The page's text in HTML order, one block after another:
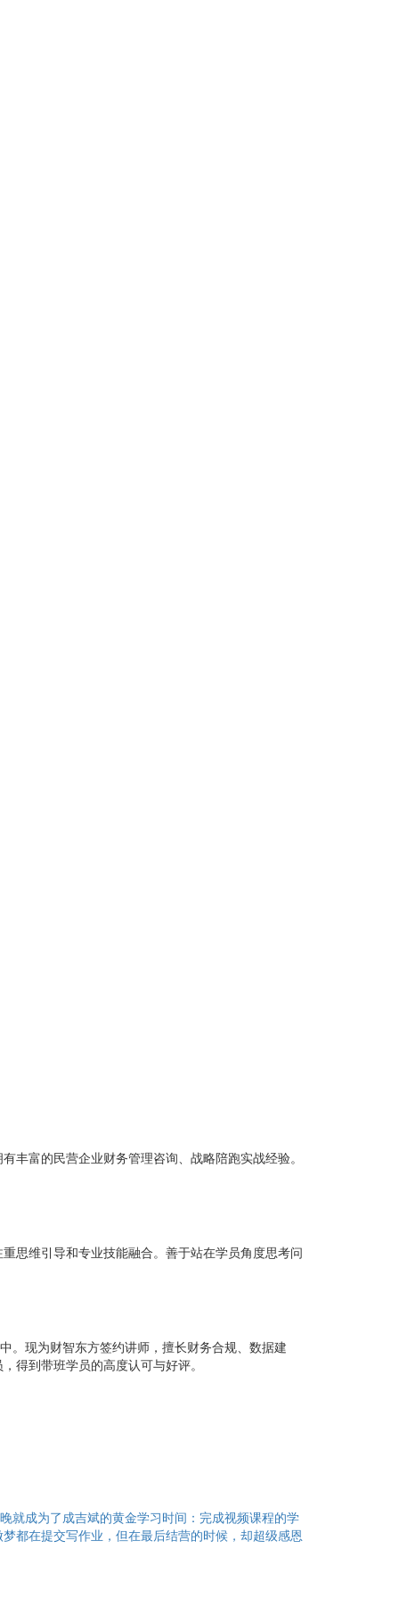
丰富的民营企业财务管理咨询、战略陪跑实战经验。
思维引导和专业技能融合。善于站在学员角度思考问
。现为财智东方签约讲师，擅长财务合规、数据建
得到带班学员的高度认可与好评。
就成为了成吉斌的黄金学习时间：完成视频课程的学
都在提交写作业，但在最后结营的时候，却超级感恩